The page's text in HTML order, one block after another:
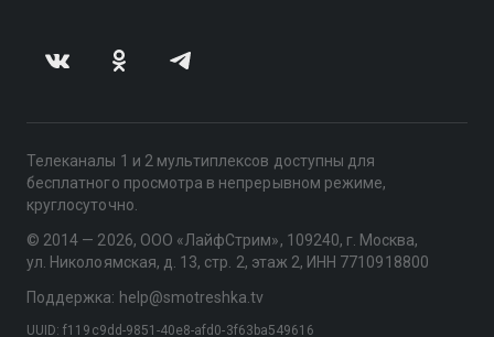
Телеканалы 1 и 2 мультиплексов доступны для
бесплатного просмотра в непрерывном режиме,
круглосуточно.
© 2014 — 2026, ООО «ЛайфСтрим», 109240, г. Москва,
ул. Николоямская, д. 13, стр. 2, этаж 2, ИНН 7710918800
Поддержка: help@smotreshka.tv
UUID: f119c9dd-9851-40e8-afd0-3f63ba549616